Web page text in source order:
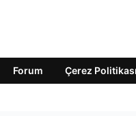
Forum Çerez Politikası